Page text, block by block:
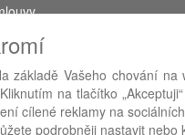
- nejlepší řešení e-
základě Vašeho chování
na tlačítko
cílené reklamy na
podrobněji nastavit nebo